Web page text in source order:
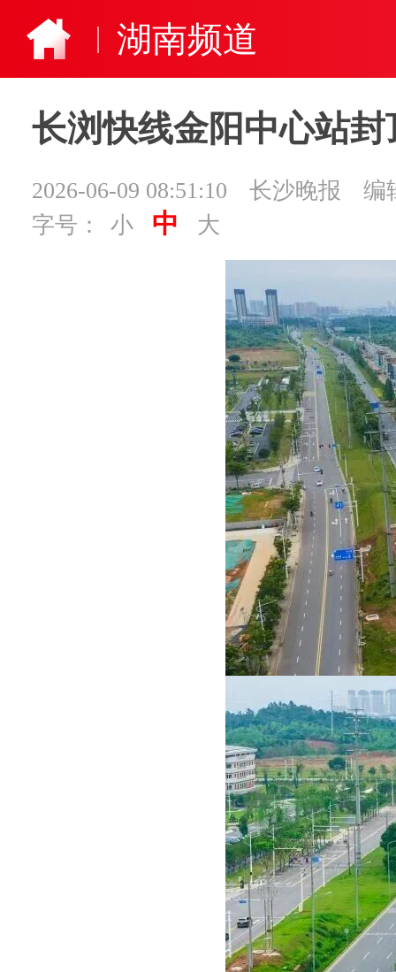
湖南频道
长浏快线金阳中心站
2026-06-09 08:51:10 长沙晚报
编
字号：
小 中 大